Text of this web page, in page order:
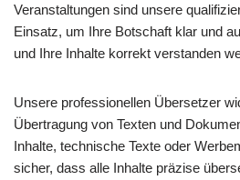
Veranstaltungen sind unsere
Einsatz, um Ihre Botschaft klar und
und Ihre Inhalte korrekt verstanden
Unsere professionellen Übersetzer
Übertragung von Texten und
Inhalte, technische Texte oder
sicher, dass alle Inhalte präzise